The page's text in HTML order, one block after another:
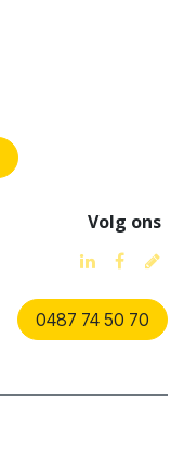
Volg ons
0487 74 50 70